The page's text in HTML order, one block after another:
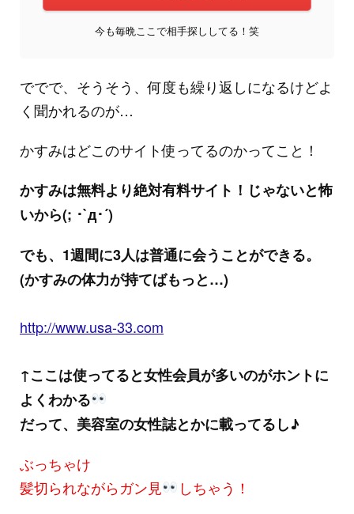
今も毎晩ここで相手探ししてる！笑
ででで、そうそう、何度も繰り返しになるけどよ
く聞かれるのが…
かすみはどこのサイト使ってるのかってこと！
かすみは無料より絶対有料サイト！じゃないと怖
いから(; ･`д･´)
でも、1週間に3人は普通に会うことができる。
(かすみの体力が持てばもっと…)
http://www.usa-33.com
↑ここは使ってると女性会員が多いのがホントに
よくわかる
だって、美容室の女性誌とかに載ってるし♪
ぶっちゃけ
髪切られながらガン見
しちゃう！